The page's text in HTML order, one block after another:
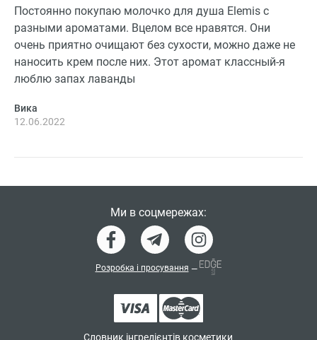
Постоянно покупаю молочко для душа Elemis с
разными ароматами. Вцелом все нравятся. Они
очень приятно очищают без сухости, можно даже не
наносить крем после них. Этот аромат классный-я
люблю запах лаванды
Вика
12.06.2022
Словник інгредієнтів косметики
Ми в соцмережах:
Розробка і просування —